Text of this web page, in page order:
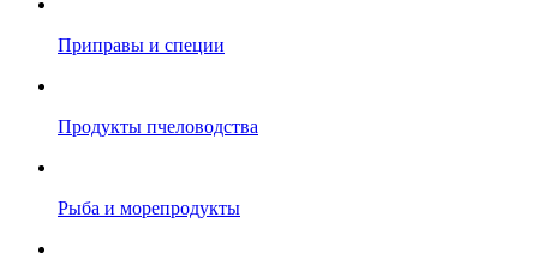
Приправы и специи
Продукты пчеловодства
Рыба и морепродукты